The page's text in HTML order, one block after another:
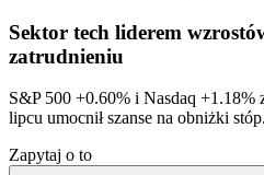
Sektor tech liderem
zatrudnieniu
S&P 500 +0.60% i Nasdaq +1.18%
lipcu umocnił szanse na obniżki stóp.
Zapytaj o to